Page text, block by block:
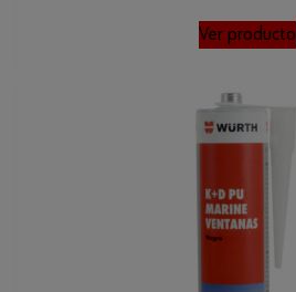
Ver producto